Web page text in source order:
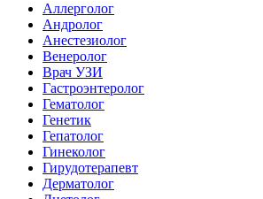
Аллерголог
Андролог
Анестезиолог
Венеролог
Врач УЗИ
Гастроэнтеролог
Гематолог
Генетик
Гепатолог
Гинеколог
Гирудотерапевт
Дерматолог